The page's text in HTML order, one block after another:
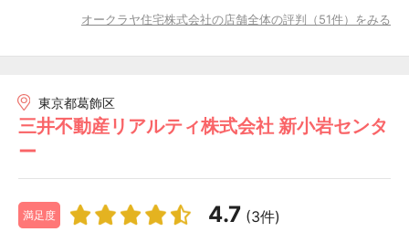
オークラヤ住宅株式会社の店舗全体の評判（51件）をみる
東京都葛飾区
三井不動産リアルティ株式会社 新小岩センタ
ー
満足度 4.7 (3件)